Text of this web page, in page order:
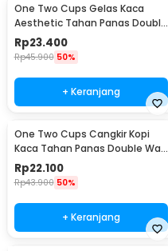
One Two Cups Gelas Kaca
Aesthetic Tahan Panas Double
Wall Glass 433ml - PLY1704
Rp23.400
Rp45.900 50%
+ Keranjang
One Two Cups Cangkir Kopi
Kaca Tahan Panas Double Wall
Cup 180ml - DOME240
Rp22.100
Rp43.900 50%
+ Keranjang